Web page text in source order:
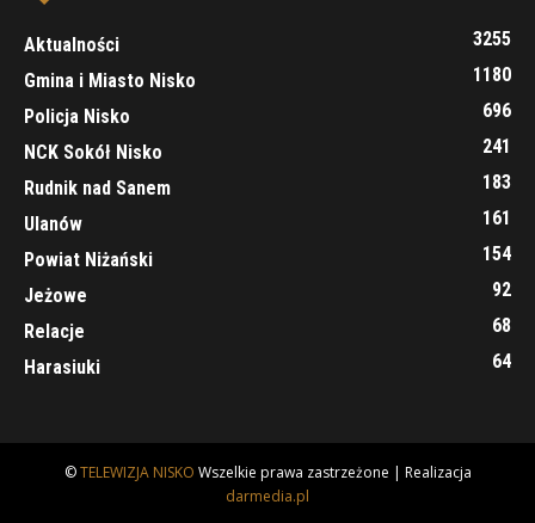
Aktualności
3255
Gmina i Miasto Nisko
1180
Policja Nisko
696
NCK Sokół Nisko
241
Rudnik nad Sanem
183
Ulanów
161
Powiat Niżański
154
Jeżowe
92
Relacje
68
Harasiuki
64
©TELEWIZJA NISKO Wszelkie prawa zastrzeżone | Realizacja
darmedia.pl